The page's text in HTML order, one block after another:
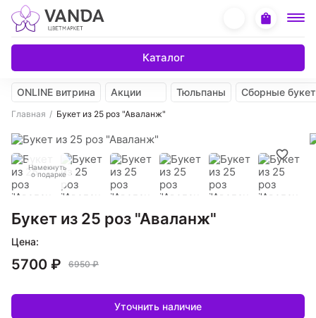
Каталог
ONLINE витрина Акции Тюльпаны Сборные
Главная Букет из 25 роз "Аваланж"
Намекнуть
о подарке
Букет из 25 роз "Аваланж"
Цена:
5700 ₽ 6950 ₽
Уточнить наличие